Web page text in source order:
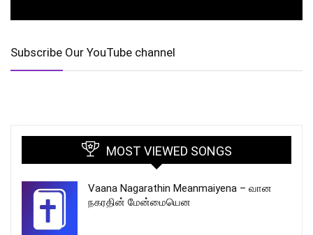
Subscribe Our YouTube channel
MOST VIEWED SONGS
Vaana Nagarathin Meanmaiyena – வான
நகரதின் மேன்மையென